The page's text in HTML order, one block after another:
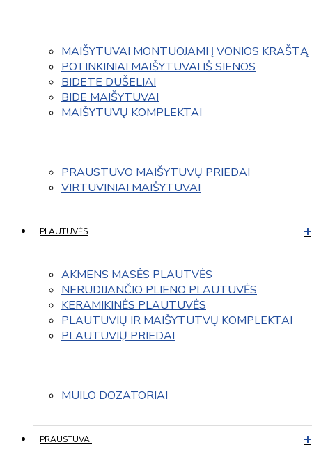
MAIŠYTUVAI MONTUOJAMI Į VONIOS KRAŠTĄ
POTINKINIAI MAIŠYTUVAI IŠ SIENOS
BIDETE DUŠELIAI
BIDE MAIŠYTUVAI
MAIŠYTUVŲ KOMPLEKTAI
PRAUSTUVO MAIŠYTUVŲ PRIEDAI
VIRTUVINIAI MAIŠYTUVAI
PLAUTUVĖS
AKMENS MASĖS PLAUTVĖS
NERŪDIJANČIO PLIENO PLAUTUVĖS
KERAMIKINĖS PLAUTUVĖS
PLAUTUVIŲ IR MAIŠYTUTVŲ KOMPLEKTAI
PLAUTUVIŲ PRIEDAI
MUILO DOZATORIAI
PRAUSTUVAI